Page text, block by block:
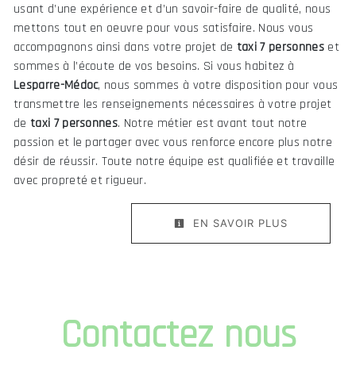
usant d’une expérience et d’un savoir-faire de qualité, nous
mettons tout en oeuvre pour vous satisfaire. Nous vous
accompagnons ainsi dans votre projet de taxi 7 personneset
sommes à l’écoute de vos besoins. Si vous habitez à
Lesparre-Médoc, nous sommes à votre disposition pour vous
transmettre les renseignements nécessaires à votre projet
de taxi 7 personnes. Notre métier est avant tout notre
passion et le partager avec vous renforce encore plus notre
désir de réussir. Toute notre équipe est qualifiée et travaille
avec propreté et rigueur.
EN SAVOIR PLUS
Contactez nous